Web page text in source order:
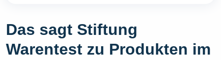
Das sagt Stiftung
Warentest zu Produkten im